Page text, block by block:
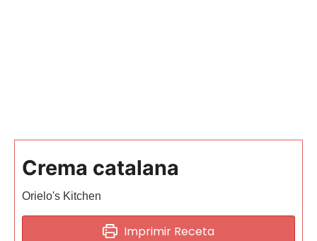
Crema catalana
Orielo's Kitchen
Imprimir Receta